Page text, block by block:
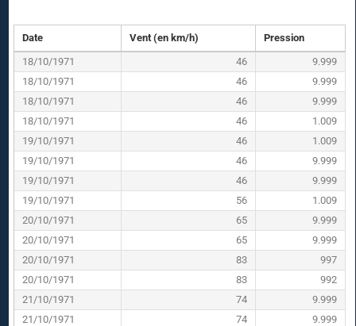
Date Vent (en km/h)
Pression
18/10/1971
46
9.999
18/10/1971
46
9.999
18/10/1971
46
9.999
18/10/1971
46
1.009
19/10/1971
46
1.009
19/10/1971
46
9.999
19/10/1971
46
9.999
19/10/1971
56
1.009
20/10/1971
65
9.999
20/10/1971
65
9.999
20/10/1971
83
997
20/10/1971
83
992
21/10/1971
74
9.999
21/10/1971
74
9.999